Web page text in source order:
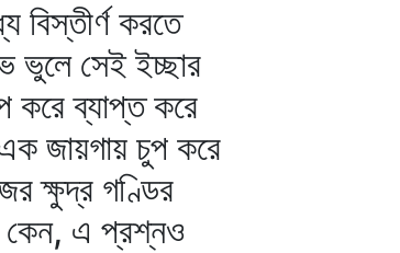
বিস্তীর্ণ করতে
ভুলে সেই ইচ্ছার
করে ব্যাপ্ত করে
জায়গায় চুপ করে
ক্ষুদ্র গণ্ডির
কেন, এ প্রশ্নও